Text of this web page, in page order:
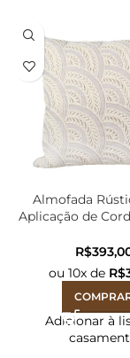
Almofada
Aplicação de
R$
ou 10x de R$
Adicionar à